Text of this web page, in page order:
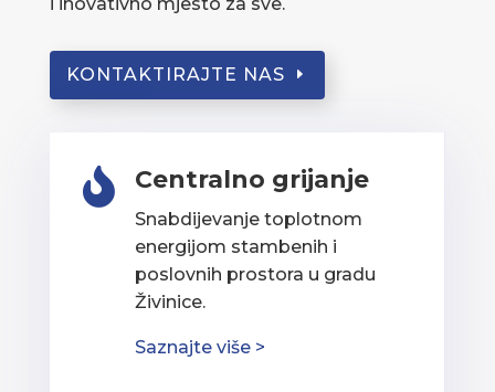
KONTAKTIRAJTE NAS
 Centralno grijanje
Snabdijevanje toplotnom
energijom stambenih i
poslovnih prostora u gradu
Živinice.
Saznajte više >